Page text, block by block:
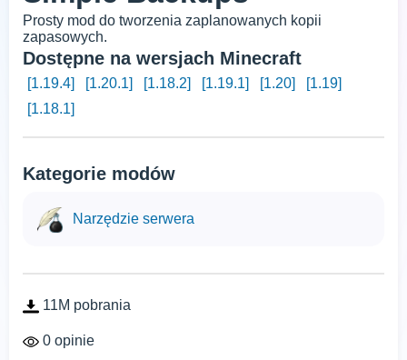
Prosty mod do tworzenia zaplanowanych kopii
zapasowych.
Dostępne na wersjach Minecraft
[1.19.4] [1.20.1] [1.18.2] [1.19.1] [1.20]
[1.19]
[1.18.1]
Kategorie modów
Narzędzie serwera
11M pobrania
0 opinie